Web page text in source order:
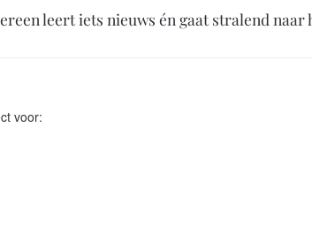
leert iets nieuws én gaat stralend naar
voor: